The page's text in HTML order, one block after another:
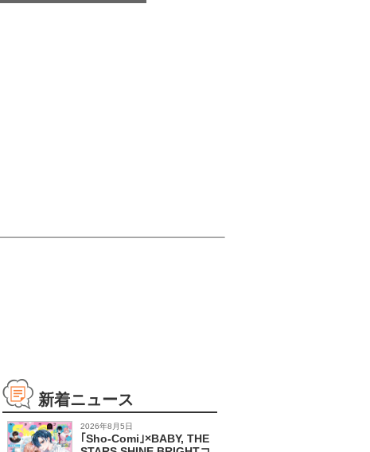
新着ニュース
2026年8月5日
｢Sho-Comi｣×BABY, THE